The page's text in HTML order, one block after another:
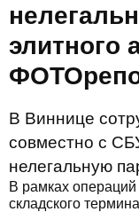
элитного
В Виннице
совместно с
нелегальную
В рамках
складского